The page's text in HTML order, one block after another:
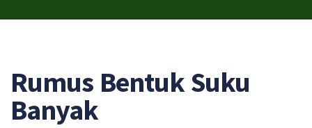
Rumus Bentuk Suku
Banyak